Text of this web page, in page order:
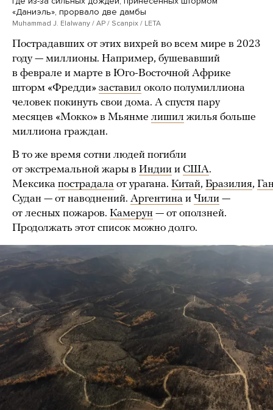
«Даниэль», прорвало две дамбы
Muhammad J. Elalwany / AP / Scanpix / LETA
Пострадавших от этих вихрей во всем мире в 2023
году — миллионы. Например, бушевавший
в феврале и марте в Юго-Восточной Африке
шторм «Фредди» заставил около полумиллиона
человек покинуть свои дома. А спустя пару
месяцев «Мокко» в Мьянме лишил жилья больше
миллиона граждан.
В то же время сотни людей погибли
от экстремальной жары в Индии и США.
Мексика пострадала от урагана. Китай, Бразилия,
Судан — от наводнений. Аргентина и Чили —
от лесных пожаров. Камерун — от оползней.
Продолжать этот список можно долго.